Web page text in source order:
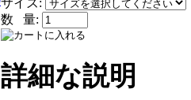
数 量:
詳細な説明